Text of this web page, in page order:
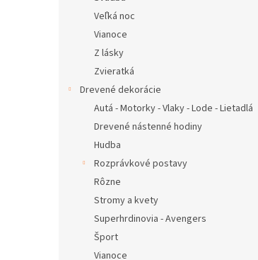
Veľká noc
Vianoce
Z lásky
Zvieratká
Drevené dekorácie
Autá - Motorky - Vlaky - Lode - Lietadlá
Drevené nástenné hodiny
Hudba
Rozprávkové postavy
Rôzne
Stromy a kvety
Superhrdinovia - Avengers
Šport
Vianoce